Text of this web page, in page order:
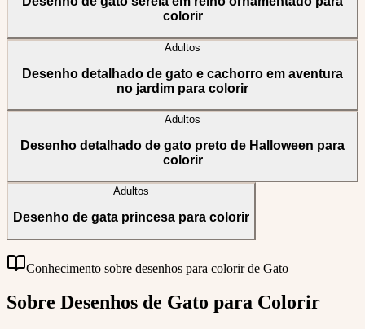
colorir
Adultos
Desenho detalhado de gato e cachorro em aventura
no jardim para colorir
Adultos
Desenho detalhado de gato preto de Halloween para
colorir
Adultos
Desenho de gata princesa para colorir
Conhecimento sobre desenhos para colorir de Gato
Sobre Desenhos de Gato para Colorir